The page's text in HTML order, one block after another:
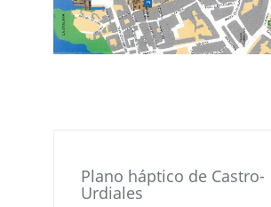
Plano háptico de Castro-
Urdiales